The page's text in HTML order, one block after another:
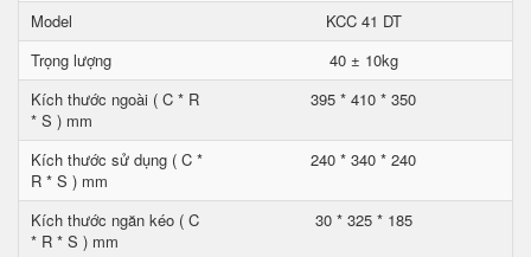
Model
KCC 41 DT
Trọng lượng
40 ± 10kg
Kích thước ngoài ( C * R
* S ) mm
395 * 410 * 350
Kích thước sử dụng ( C *
R * S ) mm
240 * 340 * 240
Kích thước ngăn kéo ( C
* R * S ) mm
30 * 325 * 185